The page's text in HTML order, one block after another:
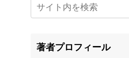
著者プロフィール